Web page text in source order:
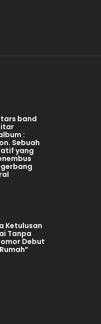
band
:
Sebuah
yang
Ketulusan
Tanpa
Debut